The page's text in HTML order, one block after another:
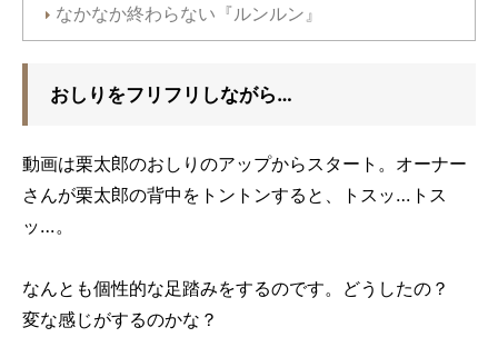
なかなか終わらない『ルンルン』
おしりをフリフリしながら…
動画は栗太郎のおしりのアップからスタート。オーナー
さんが栗太郎の背中をトントンすると、トスッ…トス
ッ…。
なんとも個性的な足踏みをするのです。どうしたの？
変な感じがするのかな？